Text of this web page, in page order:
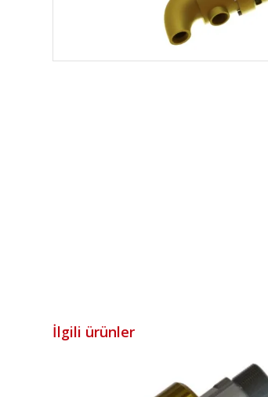
İlgili ürünler